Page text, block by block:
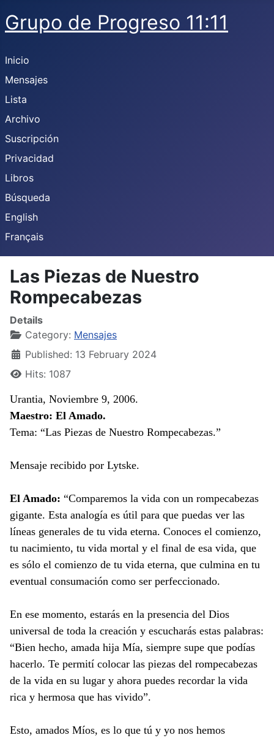
Grupo de Progreso 11:11
Inicio
Mensajes
Lista
Archivo
Suscripción
Privacidad
Libros
Búsqueda
English
Français
Las Piezas de Nuestro
Rompecabezas
Details
Category: Mensajes
Published: 13 February 2024
Hits: 1087
Urantia, Noviembre 9, 2006.
Maestro: El Amado.
Tema: “Las Piezas de Nuestro Rompecabezas.”
Mensaje recibido por Lytske.
El Amado: “Comparemos la vida con un rompecabezas
gigante. Esta analogía es útil para que puedas ver las
líneas generales de tu vida eterna. Conoces el comienzo,
tu nacimiento, tu vida mortal y el final de esa vida, que
es sólo el comienzo de tu vida eterna, que culmina en tu
eventual consumación como ser perfeccionado.
En ese momento, estarás en la presencia del Dios
universal de toda la creación y escucharás estas palabras:
“Bien hecho, amada hija Mía, siempre supe que podías
hacerlo. Te permití colocar las piezas del rompecabezas
de la vida en su lugar y ahora puedes recordar la vida
rica y hermosa que has vivido”.
Esto, amados Míos, es lo que tú y yo nos hemos